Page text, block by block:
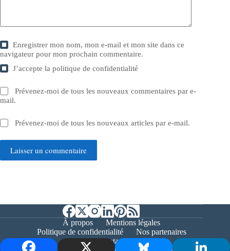
Enregistrer mon nom, mon e-mail et mon site dans ce
navigateur pour mon prochain commentaire.
J’accepte lapolitique de confidentialité
Prévenez-moi de tous les nouveaux commentaires par e-
mail.
Prévenez-moi de tous les nouveaux articles par e-mail.
Laisser un commentaire
À propos
Mentions légales
Politique de confidentialité
Nos partenaires
Contact